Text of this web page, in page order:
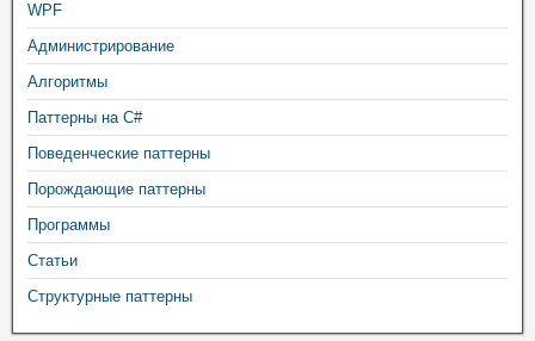
WPF
Администрирование
Алгоритмы
Паттерны на C#
Поведенческие паттерны
Порождающие паттерны
Программы
Статьи
Структурные паттерны